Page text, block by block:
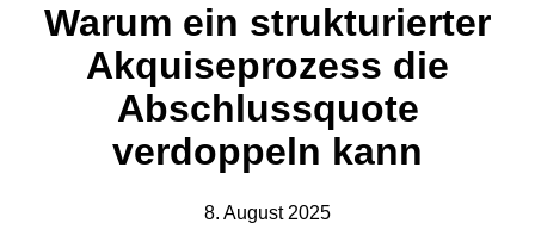
Warum ein strukturierter
Akquiseprozess die
Abschlussquote
verdoppeln kann
8. August 2025